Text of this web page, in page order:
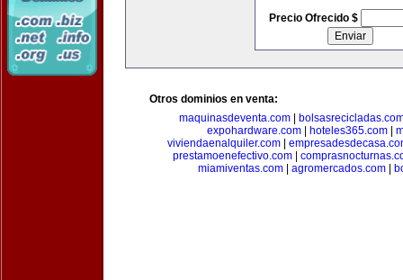
Precio Ofrecido $
Otros dominios en venta:
maquinasdeventa.com
expohardware.com| hoteles365.com|
viviendaenalquiler.com|
prestamoenefectivo.com
miamiventas.com
agromercados.com